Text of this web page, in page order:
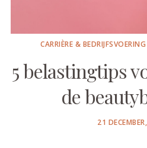
CARRIÈRE & BEDRIJFSVOERING
5 belastingtips
de
POSTED
21